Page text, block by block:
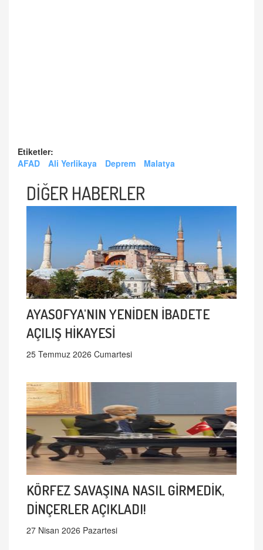
Etiketler:
AFAD
Ali Yerlikaya Deprem Malatya
DİĞER HABERLER
AYASOFYA'NIN YENİDEN İBADETE
AÇILIŞ HİKAYESİ
25 Temmuz 2026 Cumartesi
KÖRFEZ SAVAŞINA NASIL GİRMEDİK,
DİNÇERLER AÇIKLADI!
27 Nisan 2026 Pazartesi